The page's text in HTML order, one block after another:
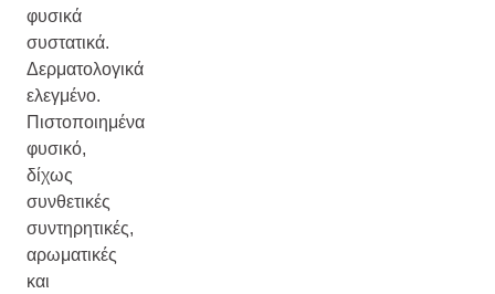
φυσικά
συστατικά.
Δερματολογικά
ελεγμένο.
Πιστοποιημένα
φυσικό,
δίχως
συνθετικές
συντηρητικές,
αρωματικές
και